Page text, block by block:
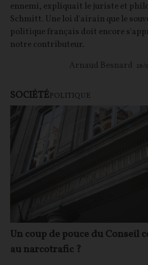
ennemi, expliquait le juriste et
Schmitt. Une loi d'airain que le
politique français doit encore
notre contributeur.
Arnaud Besnard 28/
SOCIÉTÉPOLITIQUE
Un coup de pouce du Conseil
au narcotrafic ?